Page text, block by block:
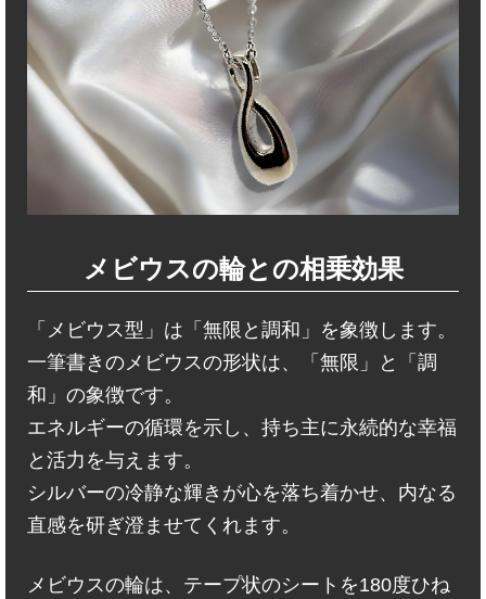
メビウスの輪との相乗効果
「メビウス型」は「無限と調和」を象徴します。
一筆書きのメビウスの形状は、「無限」と「調
和」の象徴です。
エネルギーの循環を示し、持ち主に永続的な幸福
と活力を与えます。
シルバーの冷静な輝きが心を落ち着かせ、内なる
直感を研ぎ澄ませてくれます。
メビウスの輪は、テープ状のシートを180度ひね